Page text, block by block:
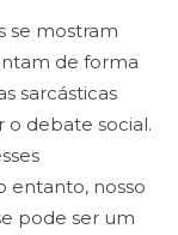
se mostram
de forma
sarcásticas
o debate social.
entanto, nosso
pode ser um